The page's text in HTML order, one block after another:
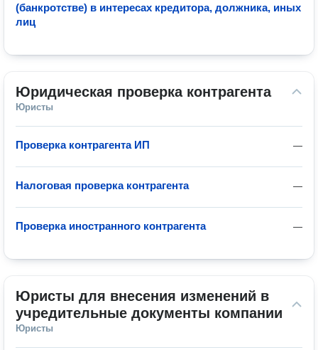
(банкротстве) в интересах кредитора, должника, иных
лиц
Юридическая проверка контрагента
Юристы
—
Проверка контрагента ИП
—
Налоговая проверка контрагента
—
Проверка иностранного контрагента
Юристы для внесения изменений в
учредительные документы компании
Юристы